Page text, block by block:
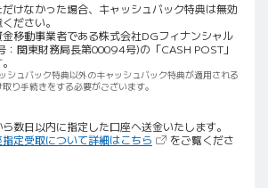
けなかった場合、キャッシュバック特典は無効
ださい。
移動事業者である株式会社DGフィナンシャル
：関東財務局長第00094号)の「CASH POST」
シュバック特典以外のキャッシュバック特典が適用される
り手続きをする必要がございます。
数日以内に指定した口座へ送金いたします。
定受取について詳細はこちら （新しいタブで開きま
をご覧くださ